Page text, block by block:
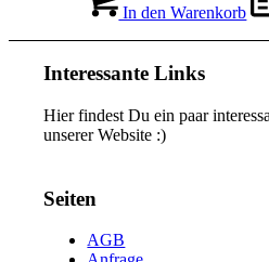
In den Warenkorb
Interessante Links
Hier findest Du ein paar
unserer Website :)
Seiten
AGB